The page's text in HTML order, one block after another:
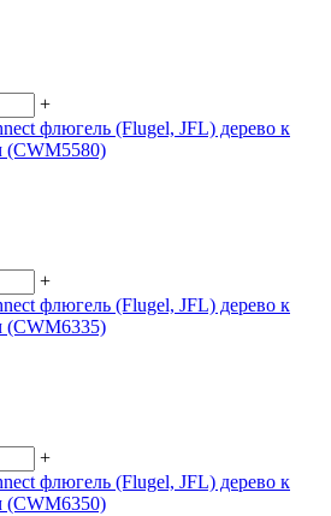
+
флюгель (Flugel, JFL) дерево к
(CWM5580)
+
флюгель (Flugel, JFL) дерево к
(CWM6335)
+
флюгель (Flugel, JFL) дерево к
(CWM6350)